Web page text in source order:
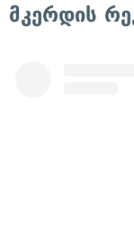
მკერდის